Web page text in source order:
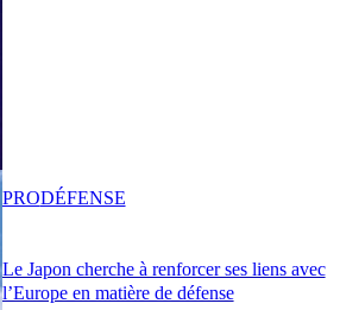
Le Japon cherche à renforcer ses liens avec
l’Europe en matière de défense
PRODÉFENSE